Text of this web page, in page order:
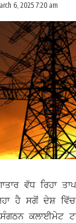
6, 2025 7:20 am
ਵੱਧ ਰਿਹਾ
ਹੈ ਸਗੋਂ ਦੇਸ਼
ਕਲਾਈਮੇਟ